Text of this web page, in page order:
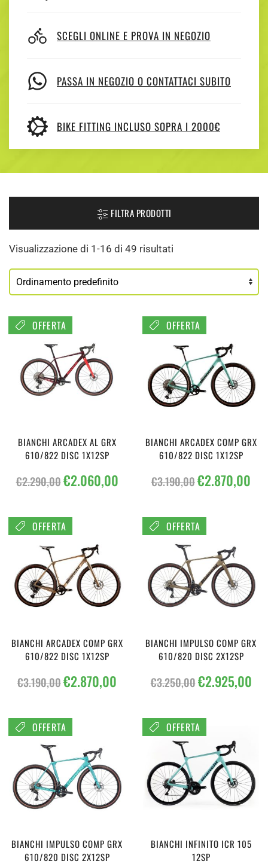
SCEGLI ONLINE E PROVA IN NEGOZIO
PASSA IN NEGOZIO O CONTATTACI SUBITO
BIKE FITTING INCLUSO SOPRA I 2000€
FILTRA PRODOTTI
Visualizzazione di 1-16 di 49 risultati
OFFERTA
BIANCHI ARCADEX AL GRX
610/822 DISC 1X12SP
€2.290,00Il
prezzo
era:
€2.290,00.
€2.060,00Il
€2.060,00.
OFFERTA
BIANCHI ARCADEX COMP GRX
610/822 DISC 1X12SP
€3.190,00Il
prezzo
era:
€3.190,00.
€2.870,00
OFFERTA
BIANCHI ARCADEX COMP GRX
610/822 DISC 1X12SP
€3.190,00Il
prezzo
era:
€3.190,00.
€2.870,00
€2.870,00.
OFFERTA
BIANCHI IMPULSO COMP GRX
610/820 DISC 2X12SP
€3.250,00Il
prezzo
era:
€3.250,00.
€2.925,00Il
OFFERTA
BIANCHI IMPULSO COMP GRX
610/820 DISC 2X12SP
OFFERTA
BIANCHI INFINITO ICR 105
12SP